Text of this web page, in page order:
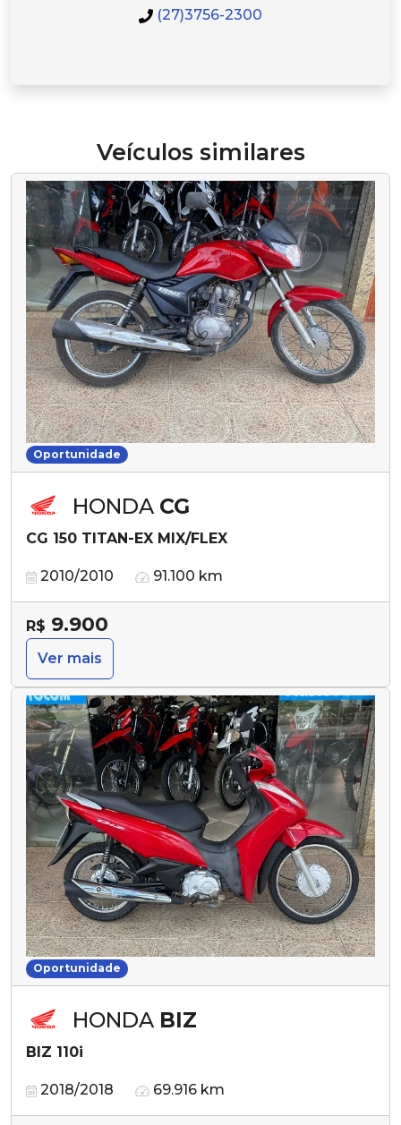
(27)3756-2300
Veículos similares
Oportunidade
HONDA CG
CG 150 TITAN-EX MIX/FLEX
2010/2010 91.100 km
R$ 9.900
Ver mais
Oportunidade
HONDA BIZ
BIZ 110i
2018/2018 69.916 km